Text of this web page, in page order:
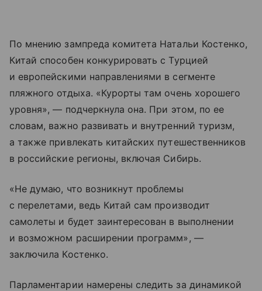
По мнению зампреда комитета Натальи Костенко,
Китай способен конкурировать с Турцией
и европейскими направлениями в сегменте
пляжного отдыха. «Курорты там очень хорошего
уровня», — подчеркнула она. При этом, по ее
словам, важно развивать и внутренний туризм,
а также привлекать китайских путешественников
в российские регионы, включая Сибирь.
«Не думаю, что возникнут проблемы
с перелетами, ведь Китай сам производит
самолеты и будет заинтересован в выполнении
и возможном расширении программ», —
заключила Костенко.
Парламентарии намерены следить за динамикой